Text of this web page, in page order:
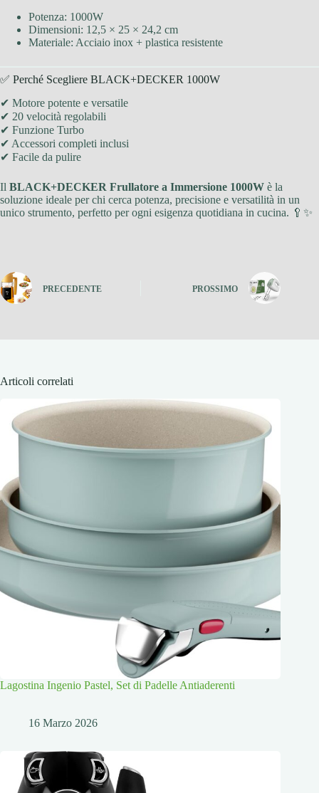
Potenza: 1000W
Dimensioni: 12,5 × 25 × 24,2 cm
Materiale: Acciaio inox + plastica resistente
✅ Perché Scegliere BLACK+DECKER 1000W
✔ Motore potente e versatile
✔ 20 velocità regolabili
✔ Funzione Turbo
✔ Accessori completi inclusi
✔ Facile da pulire
Il BLACK+DECKER Frullatore a Immersione 1000W è la
soluzione ideale per chi cerca potenza, precisione e versatilità in un
unico strumento, perfetto per ogni esigenza quotidiana in cucina. 🥄✨
PRECEDENTE PROSSIMO
Articoli correlati
Lagostina Ingenio Pastel, Set di Padelle Antiaderenti
16 Marzo 2026